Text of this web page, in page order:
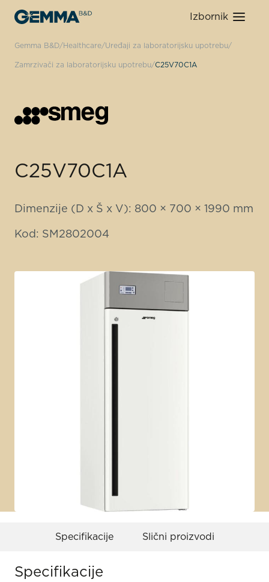
Izbornik
Gemma B&D Healthcare Uređaji za laboratorijsku upotrebu
Zamrzivači za laboratorijsku upotrebu C25V70C1A
C25V70C1A
Dimenzije (D x Š x V): 800 × 700 × 1990 mm
Kod: SM2802004
Specifikacije Slični proizvodi
Specifikacije